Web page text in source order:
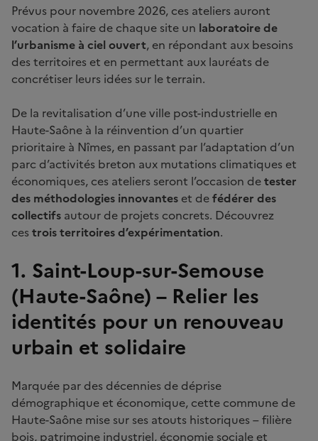
Prévus pour novembre 2026, ces ateliers auront
vocation à faire de chaque site un laboratoire de
l’urbanisme à ciel ouvert, en répondant aux besoins
des territoires et en permettant aux lauréats de
concrétiser leurs idées sur le terrain.
De la revitalisation d’une ville post-industrielle en
Haute-Saône à la réinvention d’un quartier
prioritaire à Nîmes, en passant par l’adaptation d’un
parc d’activités breton aux mutations climatiques et
économiques, ces ateliers seront l’occasion detester
des méthodologies innovantes et defédérer des
collectifs autour de projets concrets. Découvrez
cestrois territoires d’expérimentation.
1. Saint-Loup-sur-Semouse
(Haute-Saône) – Relier les
identités pour un renouveau
urbain et solidaire
Marquée par des décennies de déprise
démographique et économique, cette commune de
Haute-Saône mise sur ses atouts historiques – filière
bois, patrimoine industriel, économie sociale et